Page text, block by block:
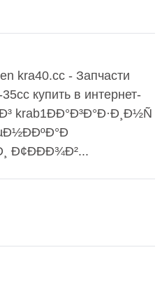
kra40.cc - Запчасти
купить в интернет-
krab1ÐÐ°Ð³Ð°Ð·Ð¸Ð½Ñ
Ð¢ÐÐÐ¾Ð²...